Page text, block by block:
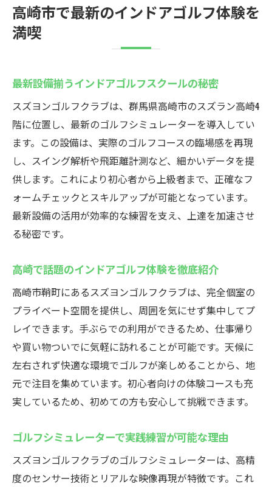
力
スズヨンゴルフクラブの最新設備とサービス
インドアゴルフスクールの先進機器を徹底
最新シミュレーターが叶える本格ゴルフ体
験
快適空間で集中できるインドアゴルフスク
ール
個室対応のインドアゴルフスクールのサー
ビス
充実したレンタル用品で手ぶら利用も安心
高崎のインドアゴルフ施設ならではの設備
プロが選ぶインドアゴルフスクールの理由
を紹介
実力派コーチ陣によるインドアゴルフの指
導
高崎で支持されるインドアゴルフスクール
の強み
本格的なトレーニングができる環境が魅力
実践型レッスンでゴルフ上達を目指そう
口コミで話題のインドアゴルフスクールの
実力
天候に左右されないスズヨンゴルフクラブ
高崎市で最新のインドアゴルフ体験を
満喫
最新設備揃うインドアゴルフスクールの秘密
スズヨンゴルフクラブは、群馬県高崎市のスズラン高崎4
階に位置し、最新のゴルフシミュレーターを導入してい
ます。この設備は、実際のゴルフコースの臨場感を再現
し、スイング解析や飛距離計測など、細かいデータを提
供します。これにより初心者から上級者まで、正確なフ
ォームチェックとスキルアップが可能となっています。
最新設備の活用が効率的な練習を支え、上達を加速させ
る秘密です。
高崎で話題のインドアゴルフ体験を徹底紹介
高崎市鞘町にあるスズヨンゴルフクラブは、完全個室の
プライベート空間を提供し、周囲を気にせず集中してプ
レイできます。手ぶらでの利用ができるため、仕事帰り
や買い物ついでに気軽に訪れることが可能です。天候に
左右されず快適な環境でゴルフが楽しめることから、地
元で注目を集めています。初心者向けの体験コースも充
実しているため、初めての方も安心して挑戦できます。
ゴルフシミュレーターで実践練習が可能な理由
スズヨンゴルフクラブのゴルフシミュレーターは、高精
度のセンサー技術とリアルな映像再現が特徴です。これ